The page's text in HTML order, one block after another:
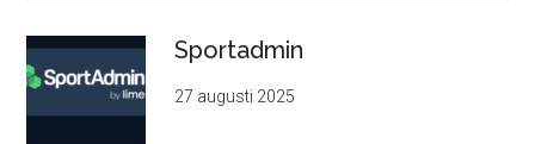
Sportadmin
27 augusti 2025